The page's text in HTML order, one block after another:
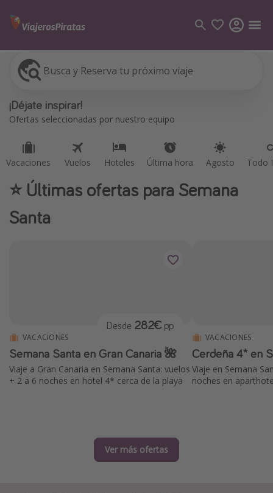
Busca y Reserva tu próximo viaje
¡Déjate inspirar!
Ofertas seleccionadas por nuestro equipo
Vacaciones Vuelos Hoteles Última hora Agosto Todo
Vacaciones
Vuelos
Viajes
Tailandia
Maldivas
Albania
⭐️ Últimas ofertas para Semana
Santa
VACACIONES
Semana Santa en Gran Canaria 🌺
Viaje a Gran Canaria en Semana Santa: vuelos
+ 2 a 6 noches en hotel 4* cerca de la playa
Desde 282€ pp
VACACIONES
Cerdeña 4* en
Viaje en Semana
noches en
Ver más ofertas